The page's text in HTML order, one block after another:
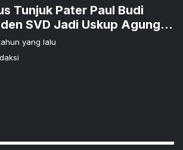
di benua Amerika, tetap
pastor bersahaja yang
umat di keuskupannya.
Tunjuk Pater Paul Budi
SVD Jadi Uskup Agung
yang lalu